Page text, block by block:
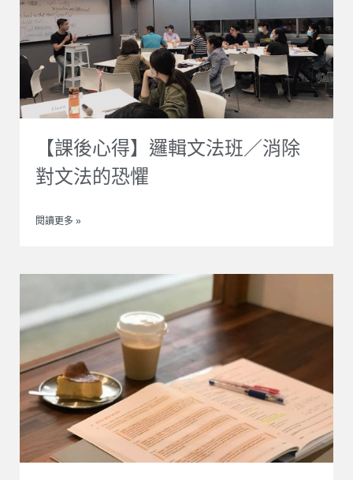
【課後心得】邏輯文法班／消除
對文法的恐懼
閱讀更多 »